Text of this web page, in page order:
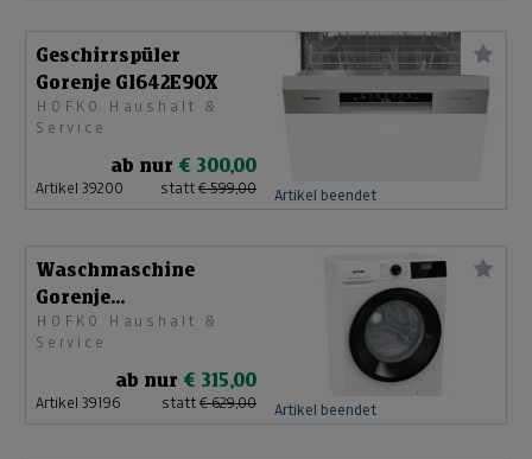
Geschirrspüler
Gorenje GI642E90X
HOFKO Haushalt &
Service
ab nur € 300,00
Artikel 39200 statt € 599,00 Artikel beendet
Waschmaschine
Gorenje
WNHPI64SAPS/AT
HOFKO Haushalt &
Service
ab nur € 315,00
Artikel 39196 statt € 629,00 Artikel beendet